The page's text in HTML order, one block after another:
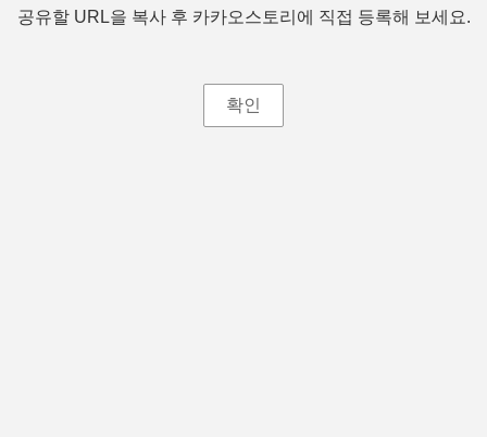
공유할 URL을 복사 후 카카오스토리에 직접 등록해 보세요.
확인